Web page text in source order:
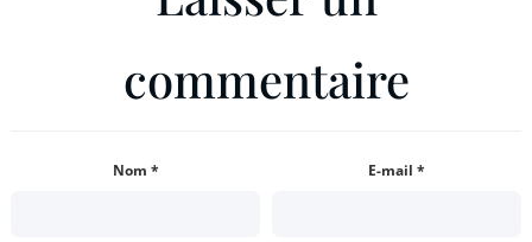
commentaire
Nom * E-mail *